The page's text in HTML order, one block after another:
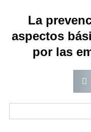
La
aspectos
por las